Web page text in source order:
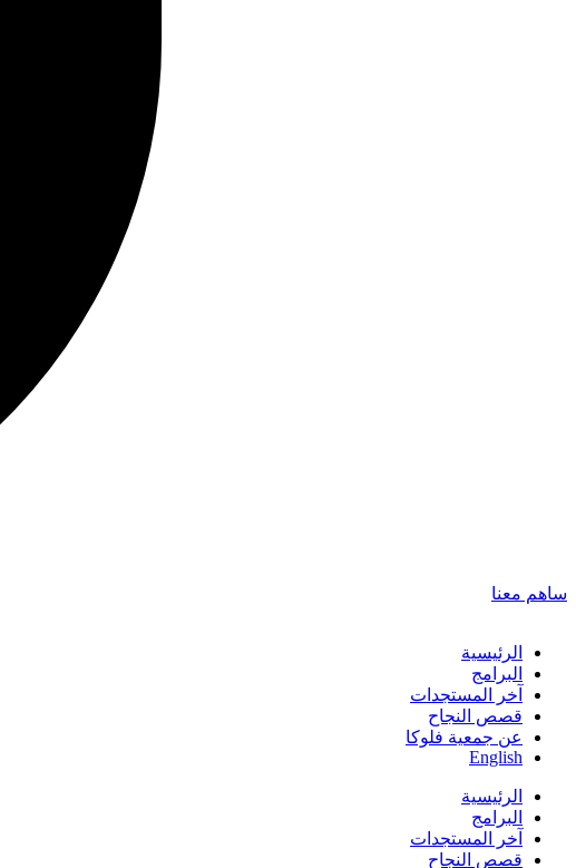
ساهم معنا
الرئيسية
البرامج
آخر المستجدات
قصص النجاح
عن جمعية فلوكا
English
الرئيسية
البرامج
آخر المستجدات
قصص النجاح